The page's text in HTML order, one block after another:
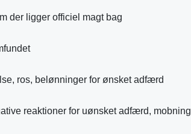
der ligger officiel magt bag
ros, belønninger for ønsket adfærd
reaktioner for uønsket adfærd, mobning